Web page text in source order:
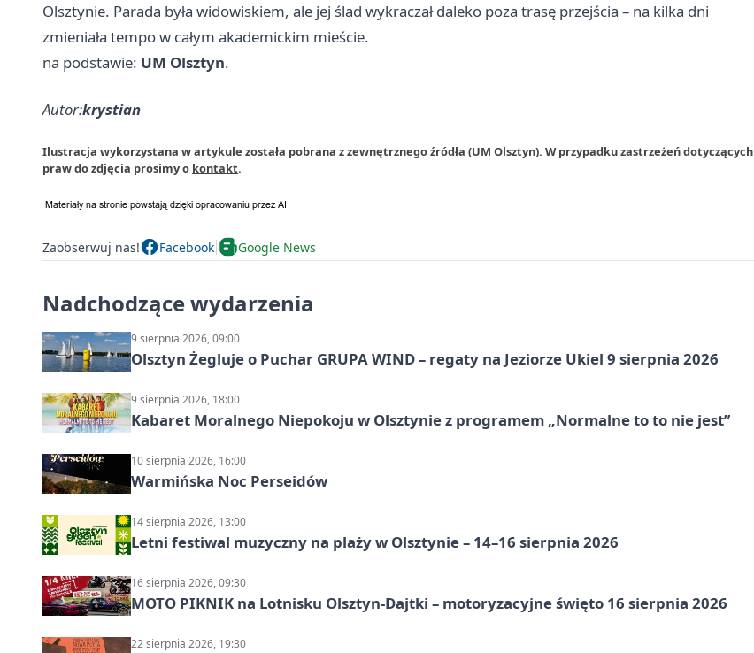
Olsztynie. Parada była widowiskiem, ale jej ślad wykraczał daleko poza trasę przejścia – na kilka dni
zmieniała tempo w całym akademickim mieście.
na podstawie: UM Olsztyn.
Autor:krystian
Ilustracja wykorzystana w artykule została pobrana z zewnętrznego źródła (UM Olsztyn). W przypadku zastrzeżeń dotyczących
praw do zdjęcia prosimy o kontakt.
Zaobserwuj nas! Facebook Google News
Nadchodzące wydarzenia
9 sierpnia 2026, 09:00
Olsztyn Żegluje o Puchar GRUPA WIND – regaty na Jeziorze Ukiel 9 sierpnia 2026
9 sierpnia 2026, 18:00
Kabaret Moralnego Niepokoju w Olsztynie z programem „Normalne to to nie jest”
10 sierpnia 2026, 16:00
Warmińska Noc Perseidów
14 sierpnia 2026, 13:00
Letni festiwal muzyczny na plaży w Olsztynie – 14–16 sierpnia 2026
16 sierpnia 2026, 09:30
MOTO PIKNIK na Lotnisku Olsztyn-Dajtki – motoryzacyjne święto 16 sierpnia 2026
22 sierpnia 2026, 19:30